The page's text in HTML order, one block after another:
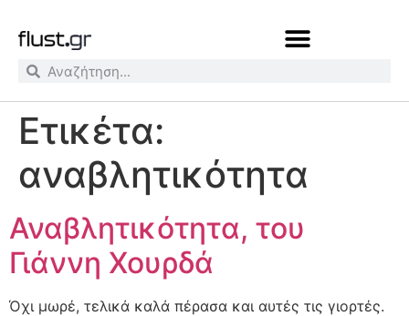
Ετικέτα:
αναβλητικότητα
Αναβλητικότητα, του
Γιάννη Χουρδά
Όχι μωρέ, τελικά καλά πέρασα και αυτές τις γιορτές.